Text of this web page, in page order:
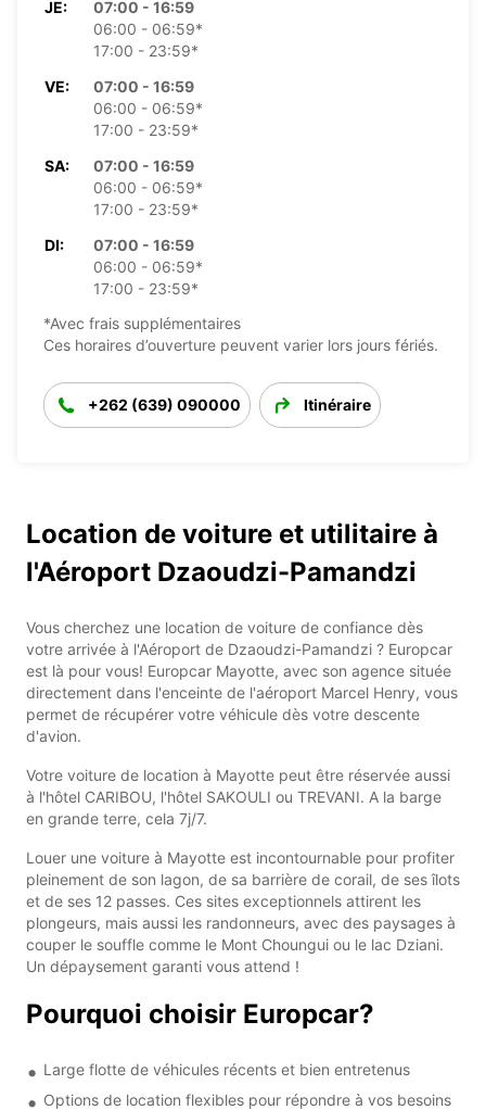
JE:
07:00 - 16:59
06:00 - 06:59*
17:00 - 23:59*
VE:
07:00 - 16:59
06:00 - 06:59*
17:00 - 23:59*
SA:
07:00 - 16:59
06:00 - 06:59*
17:00 - 23:59*
DI:
07:00 - 16:59
06:00 - 06:59*
17:00 - 23:59*
*Avec frais supplémentaires
Ces horaires d’ouverture peuvent varier lors jours fériés.
+262 (639) 090000 Itinéraire
Location de voiture et utilitaire à
l'Aéroport Dzaoudzi-Pamandzi
Vous cherchez une location de voiture de confiance dès
votre arrivée à l'Aéroport de Dzaoudzi-Pamandzi ? Europcar
est là pour vous! Europcar Mayotte, avec son agence située
directement dans l'enceinte de l'aéroport Marcel Henry, vous
permet de récupérer votre véhicule dès votre descente
d'avion.
Votre voiture de location à Mayotte peut être réservée aussi
à l'hôtel CARIBOU, l'hôtel SAKOULI ou TREVANI. A la barge
en grande terre, cela 7j/7.
Louer une voiture à Mayotte est incontournable pour profiter
pleinement de son lagon, de sa barrière de corail, de ses îlots
et de ses 12 passes. Ces sites exceptionnels attirent les
plongeurs, mais aussi les randonneurs, avec des paysages à
couper le souffle comme le Mont Choungui ou le lac Dziani.
Un dépaysement garanti vous attend !
Pourquoi choisir Europcar?
Large flotte de véhicules récents et bien entretenus
Options de location flexibles pour répondre à vos besoins